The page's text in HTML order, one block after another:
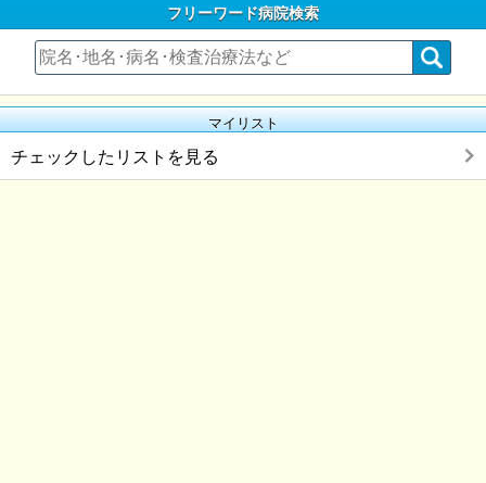
フリーワード病院検索
マイリスト
チェックしたリストを見る